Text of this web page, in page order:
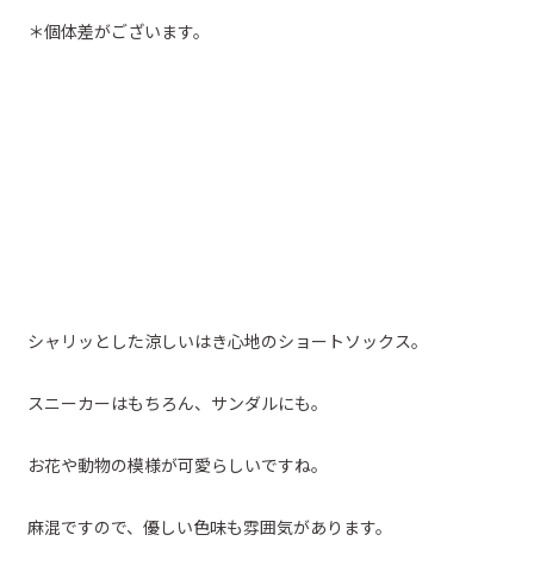
＊個体差がございます。
シャリッとした涼しいはき心地のショートソックス。
スニーカーはもちろん、サンダルにも。
お花や動物の模様が可愛らしいですね。
麻混ですので、優しい色味も雰囲気があります。